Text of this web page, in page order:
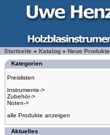
Startseite » Katalog » Neue Produkte
Kategorien
Preislisten
Instrumente->
Zubehör->
Noten->
alle Produkte anzeigen
Aktuelles